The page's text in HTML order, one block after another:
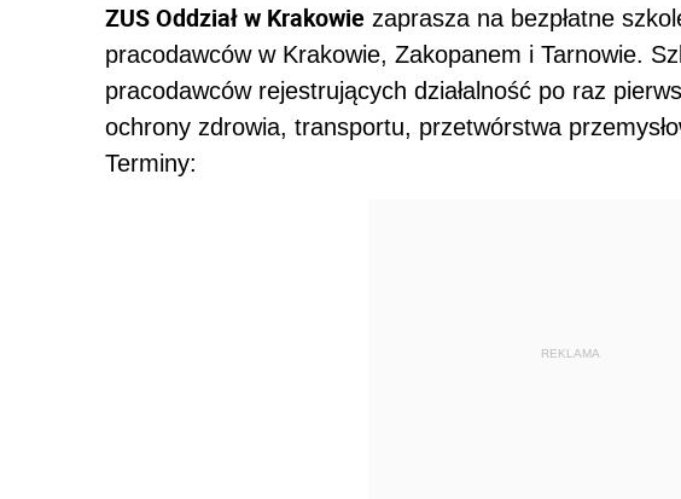
ZUS Oddział w Krakowie zaprasza na bezpłatne
pracodawców w Krakowie, Zakopanem i Tarnowie.
pracodawców rejestrujących działalność po raz
ochrony zdrowia, transportu, przetwórstwa
Terminy:
REKLAMA